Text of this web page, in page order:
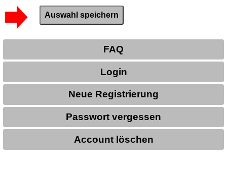
FAQ
Login
Neue Registrierung
Passwort vergessen
Account löschen